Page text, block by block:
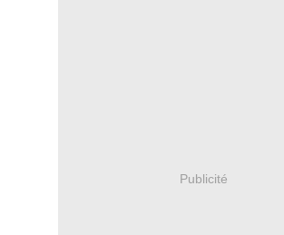
Publicité